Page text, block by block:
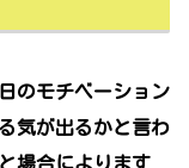
のモチベーション
気が出るかと言わ
場合によります